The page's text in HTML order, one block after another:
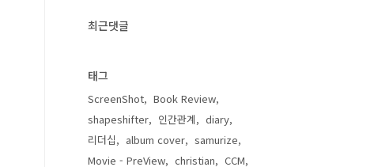
최근댓글
태그
ScreenShot
Book Review
shapeshifter
인간관계
diary
리더십
album cover
samurize
Movie - PreView
christian
CCM